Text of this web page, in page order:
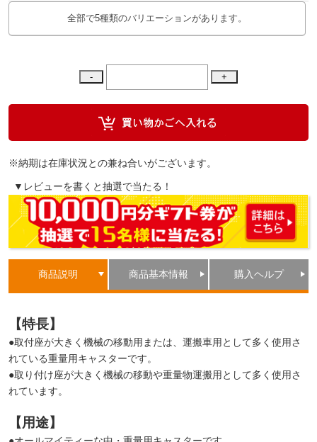
全部で5種類のバリエーションがあります。
※納期は在庫状況との兼ね合いがございます。
▼レビューを書くと抽選で当たる！
商品説明 商品基本情報 購入ヘルプ
【特長】
●取付座が大きく機械の移動用または、運搬車用として多く使用さ
れている重量用キャスターです。
●取り付け座が大きく機械の移動や重量物運搬用として多く使用さ
れています。
【用途】